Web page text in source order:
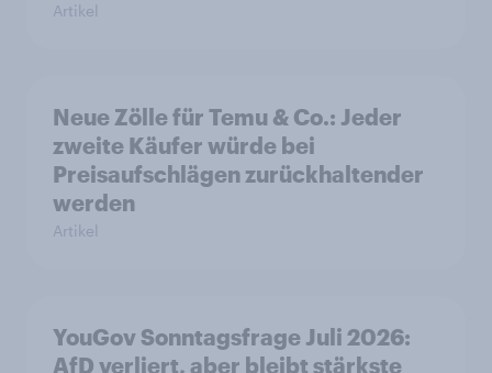
Artikel
Neue Zölle für Temu & Co.: Jeder
zweite Käufer würde bei
Preisaufschlägen zurückhaltender
werden
Artikel
YouGov Sonntagsfrage Juli 2026:
AfD verliert, aber bleibt stärkste